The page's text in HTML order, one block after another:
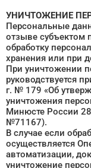
УНИЧТОЖЕНИЕ
Персональные
отзыве субъектом
обработку
хранения или при
При уничтожении
руководствуется
г. № 179 «Об
уничтожения
Минюсте России
№71167).
В случае если
осуществляется
автоматизации,
уничтожение